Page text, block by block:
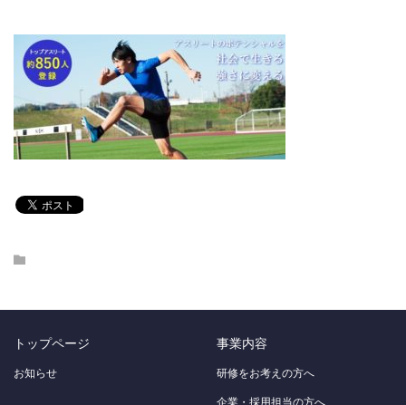
トップページ
お知らせ
事業内容
研修をお考えの方へ
企業・採用担当の方へ